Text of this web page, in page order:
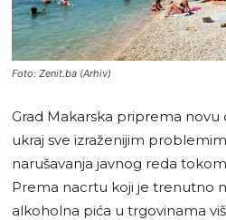
Foto: Zenit.ba (Arhiv)
Grad Makarska priprema
ukraj sve izraženijim
narušavanja javnog reda
Prema nacrtu koji je trenutno
alkoholna pića u trgovinama